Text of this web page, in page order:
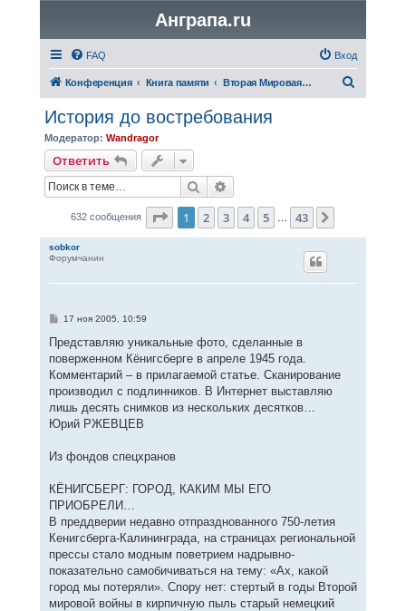
Анграпа.ru
FAQ Вход
Конференция Книга памяти Вторая Мировая война
История до востребования
Модератор: Wandragor
Ответить
Поиск
632 сообщения Страница из 43
1 2 3 4 5 43
sobkor
Форумчанин
С
о
щ
е
и
е
17 ноя 2005, 10:59
Представляю уникальные фото, сделанные в
поверженном Кёнигсберге в апреле 1945 года.
Комментарий – в прилагаемой статье. Сканирование
производил с подлинников. В Интернет выставляю
лишь десять снимков из нескольких десятков…
Юрий РЖЕВЦЕВ
Из фондов спецхранов
КЁНИГСБЕРГ: ГОРОД, КАКИМ МЫ ЕГО
ПРИОБРЕЛИ…
В преддверии недавно отпразднованного 750-летия
Кенигсберга-Калининграда, на страницах региональной
прессы стало модным поветрием надрывно-
показательно самобичиваться на тему: «Ах, какой
город мы потеряли». Спору нет: стертый в годы Второй
мировой войны в кирпичную пыль старый немецкий